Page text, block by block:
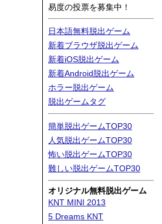
易度の投票を募集中！
日本語無料脱出ゲーム
新着ブラウザ脱出ゲーム
新着iOS脱出ゲーム
新着Android脱出ゲーム
ホラー脱出ゲーム
脱出ゲームタグ
簡単脱出ゲームTOP30
人気脱出ゲームTOP30
怖い脱出ゲームTOP30
難しい脱出ゲームTOP30
オリジナル無料脱出ゲーム
KNT MINI 2013
5 Dreams KNT